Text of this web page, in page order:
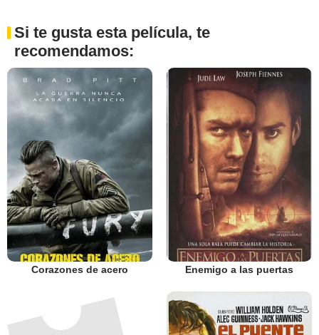
Si te gusta esta película, te
recomendamos:
Corazones de acero Enemigo a las puertas